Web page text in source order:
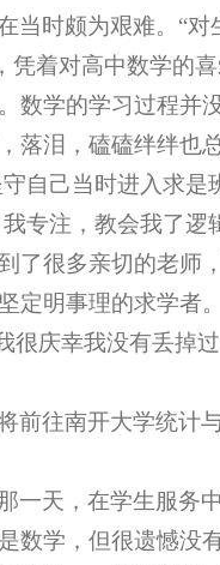
当时颇为艰难。“对
着对高中数学的
数学的学习过程并
落泪，磕磕绊绊也
自己当时进入求是
专注，教会我了逻
了很多亲切的老师
定明事理的求学者。
很庆幸我没有丢掉
前往南开大学统计
一天，在学生服务
数学，但很遗憾没